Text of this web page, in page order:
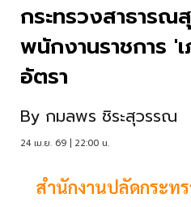
กระทรวงสาธารณ
พนักงานราชการ '
อัตรา
By กมลพร ชิระสุวรรณ
24 เม.ย. 69 | 22:00 น.
สำนักงานปลัดกระท